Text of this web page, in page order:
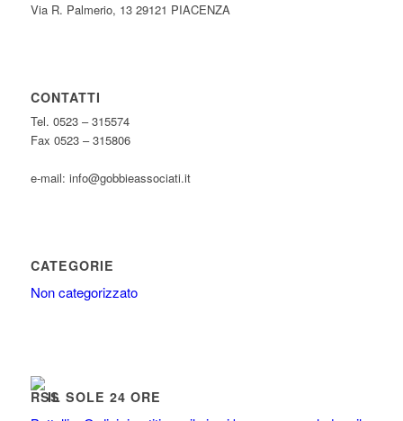
Via R. Palmerio, 13 29121 PIACENZA
CONTATTI
Tel. 0523 – 315574
Fax 0523 – 315806
e-mail: info@gobbieassociati.it
CATEGORIE
Non categorizzato
IL SOLE 24 ORE